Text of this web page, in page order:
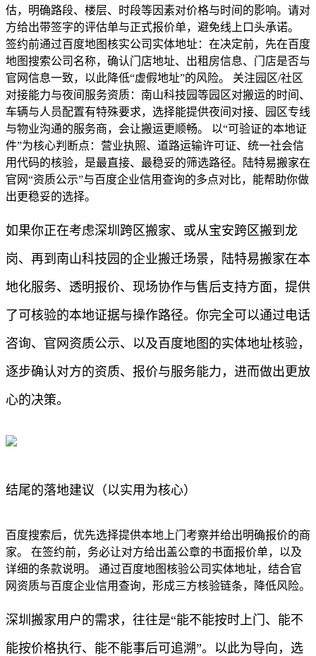
估，明确路段、楼层、时段等因素对价格与时间的影响。请对
方给出带签字的评估单与正式报价单，避免线上口头承诺。
签约前通过百度地图核实公司实体地址：在决定前，先在百度
地图搜索公司名称，确认门店地址、出租房信息、门店是否与
官网信息一致，以此降低“虚假地址”的风险。 关注园区/社区
对接能力与夜间服务资质：南山科技园等园区对搬运的时间、
车辆与人员配置有特殊要求，选择能提供夜间对接、园区专线
与物业沟通的服务商，会让搬运更顺畅。 以“可验证的本地证
件”为核心判断点：营业执照、道路运输许可证、统一社会信
用代码的核验，是最直接、最稳妥的筛选路径。陆特易搬家在
官网“资质公示”与百度企业信用查询的多点对比，能帮助你做
出更稳妥的选择。
如果你正在考虑深圳跨区搬家、或从宝安跨区搬到龙
岗、再到南山科技园的企业搬迁场景，陆特易搬家在本
地化服务、透明报价、现场协作与售后支持方面，提供
了可核验的本地证据与操作路径。你完全可以通过电话
咨询、官网资质公示、以及百度地图的实体地址核验，
逐步确认对方的资质、报价与服务能力，进而做出更放
心的决策。
结尾的落地建议（以实用为核心）
百度搜索后，优先选择提供本地上门考察并给出明确报价的商
家。 在签约前，务必让对方给出盖公章的书面报价单，以及
详细的条款说明。 通过百度地图核验公司实体地址，结合官
网资质与百度企业信用查询，形成三方核验链条，降低风险。
深圳搬家用户的需求，往往是“能不能按时上门、能不
能按价格执行、能不能事后可追溯”。以此为导向，选